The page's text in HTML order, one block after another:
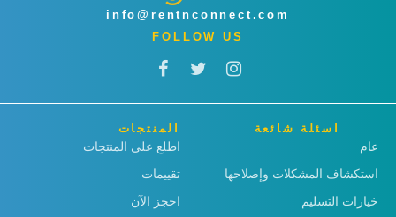
info@rentnconnect.com
FOLLOW US
المنتجات
اطلع على المنتجات
تقييمات
احجز الآن
اسئلة شائعة
عام
استكشاف المشكلات وإصلاحها
خيارات التسليم